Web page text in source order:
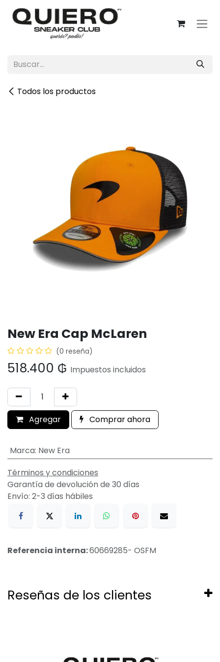
Ir al contenido
Todos los productos
New Era Cap McLaren
(0 reseña)
518.400 ₲ Impuestos incluidos
Agregar Comprar ahora
Marca: New Era
Términos y condiciones
Garantía de devolución de 30 días
Envío: 2-3 días hábiles
Referencia interna:60669285- OSFM
Reseñas de los clientes